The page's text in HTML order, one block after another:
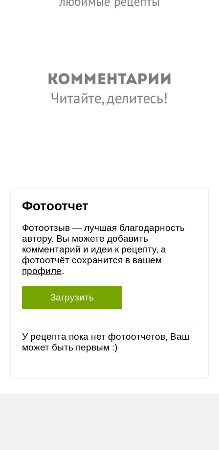
Фотоотчет
Фотоотзыв — лучшая благодарность
автору. Вы можете добавить
комментарий и идеи к рецепту, а
фотоотчёт сохранится в вашем
профиле.
Загрузить
У рецепта пока нет фотоотчетов, Ваш
может быть первым :)